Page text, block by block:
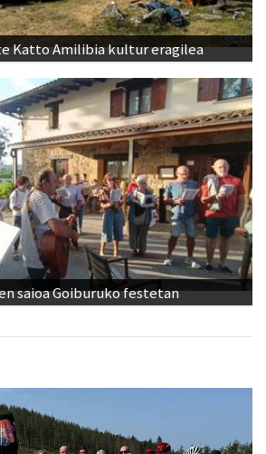
Katto Amilibia kultur eragilea
saioa Goiburuko festetan